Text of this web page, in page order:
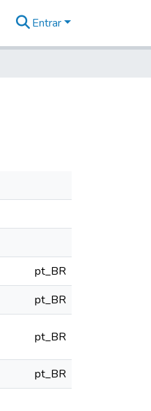
Entrar
pt_BR
pt_BR
pt_BR
pt_BR